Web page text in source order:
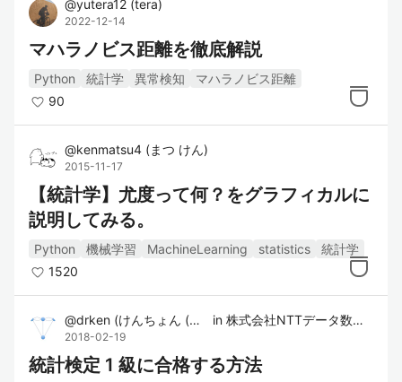
@yutera12 (tera)
2022-12-14
マハラノビス距離を徹底解説
Python 統計学 異常検知
マハラノビス距離
90
@kenmatsu4 (まつ けん)
2015-11-17
【統計学】尤度って何？をグラフィカルに
説明してみる。
Python 機械学習 MachineLearning statistics
統計学
1520
@drken (けんちょん (Otsuki) )
in 株式会社NTTデータ数理システム
2018-02-19
統計検定 1 級に合格する方法